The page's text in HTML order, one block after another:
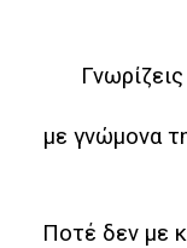
με γνώμονα
Ποτέ δεν με